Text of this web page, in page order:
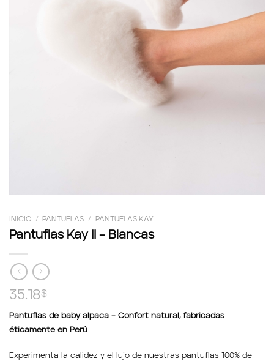
INICIO / PANTUFLAS / PANTUFLAS KAY
Pantuflas Kay II – Blancas
35.18$
Pantuflas de baby alpaca – Confort natural, fabricadas
éticamente en Perú
Experimenta la calidez y el lujo de nuestras pantuflas 100% de